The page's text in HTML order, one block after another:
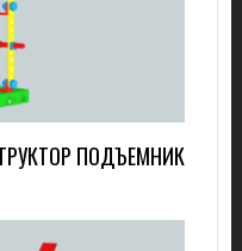
ПОДЪЕМНИК